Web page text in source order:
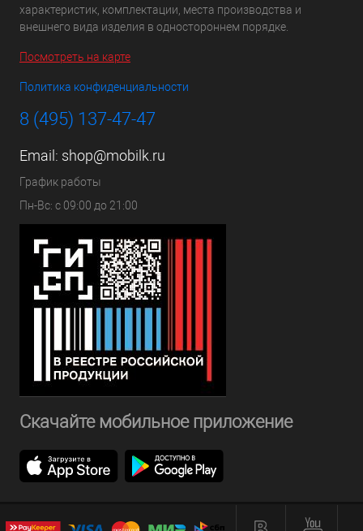
характеристик, комплектации, места производства и
внешнего вида изделия в одностороннем порядке.
Посмотреть на карте
Политика конфиденциальности
8 (495) 137-47-47
Email: shop@mobilk.ru
График работы
Пн-Вс: с 09:00 до 21:00
Скачайте мобильное приложение